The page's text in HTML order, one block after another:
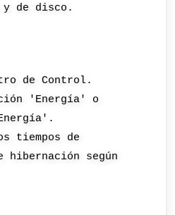
de disco.
de Control.
'Energía' o
tiempos de
hibernación según